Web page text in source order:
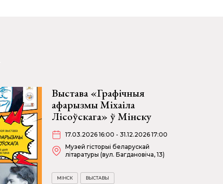
Выстава «Графічныя
афарызмы Міхаіла
Лісоўскага» ў Мінску
17.03.2026 16:00 - 31.12.2026 17:00
Музей гісторыі беларускай
літаратуры (вул. Багдановіча, 13)
МІНСК ВЫСТАВЫ